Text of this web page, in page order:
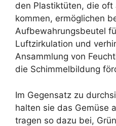
den Plastiktüten, die oft
kommen, ermöglichen
Aufbewahrungsbeutel
Luftzirkulation und
Ansammlung von
die Schimmelbildung
Im Gegensatz zu
halten sie das Gemüse
tragen so dazu bei,